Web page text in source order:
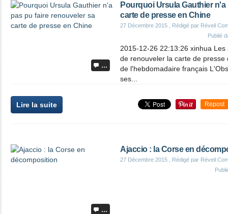
…
Pourquoi Ursula Gauthier
carte de presse en Chine
27 Décembre 2015 , Rédigé par Réveil
Publié
2015-12-26 22:13:26 xinhua
de renouveler la carte de
de l'hebdomadaire français
ses...
Lire la suite Repost
…
Ajaccio : la Corse en
27 Décembre 2015 , Rédigé par Réveil